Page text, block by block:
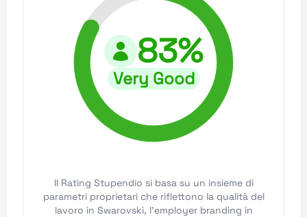
83%
Very Good
Il Rating Stupendio si basa su un insieme di
parametri proprietari che riflettono la qualità del
lavoro in Swarovski, l'employer branding in